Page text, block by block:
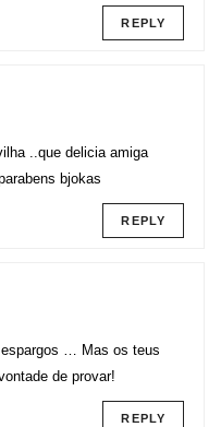
REPLY
..que delicia amiga
bjokas
REPLY
… Mas os teus
de provar!
REPLY